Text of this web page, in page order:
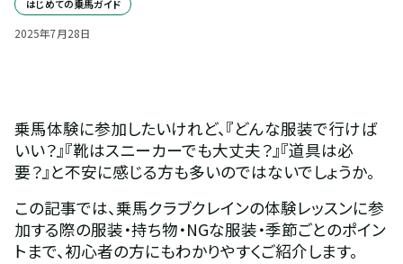
はじめての乗馬ガイド
2025年7月28日
乗馬体験に参加したいけれど、『どんな服装で行けば
いい？』『靴はスニーカーでも大丈夫？』『道具は必
要？』と不安に感じる方も多いのではないでしょうか。
この記事では、乗馬クラブクレインの体験レッスンに参
加する際の服装・持ち物・NGな服装・季節ごとのポイン
トまで、初心者の方にもわかりやすくご紹介します。